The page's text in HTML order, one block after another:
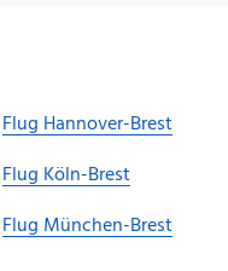
Flug Hannover-Brest
Flug Köln-Brest
Flug München-Brest